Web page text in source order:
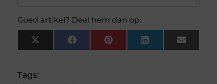
Goed artikel? Deel hem dan op:
X
(Twitter)
FacebookPinterestLinkedInEmail
Tags: